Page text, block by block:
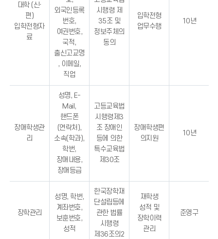
대학 (신·
편)
입학전형자
료
외국인등록
번호,
여권번호,
국적,
출신고교명
, 이메일,
직업
시행령 제
35조 및
정보주체의
동의
입학전형
업무수행
10년
장애학생관
리
성명, E-
Mail,
핸드폰
(연락처),
소속(학과),
학번,
장애내용,
장애등급
고등교육법
시행령제3
조 장애인
등에 의한
특수교육법
제30조
장애학생편
의지원
10년
장학관리
성명, 학번,
계좌번호,
보훈번호,
성적
한국장학재
단설립등에
관한 법률
시행령
제36조의2
재학생
성적 및
장학이력
관리
준영구